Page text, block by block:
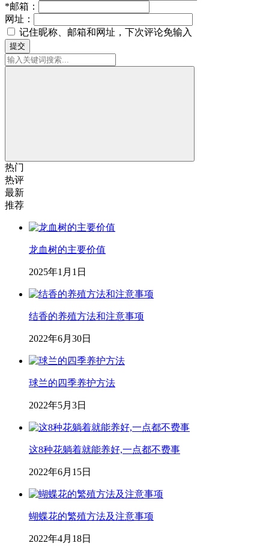
*邮箱：
网址：
记住昵称、邮箱和网址，下次评论免输入
提交
热门
热评
最新
推荐
龙血树的主要价值
2025年1月1日
结香的养殖方法和注意事项
2022年6月30日
球兰的四季养护方法
2022年5月3日
这8种花躺着就能养好,一点都不费事
2022年6月15日
蝴蝶花的繁殖方法及注意事项
2022年4月18日